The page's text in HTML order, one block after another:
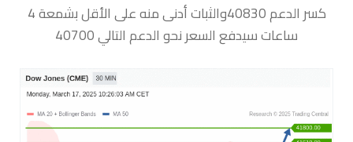
كسر الدعم 40830والثبات أدنى منه على الأقل بشمعة 4
ساعات سيدفع السعر نحو الدعم التالي 40700